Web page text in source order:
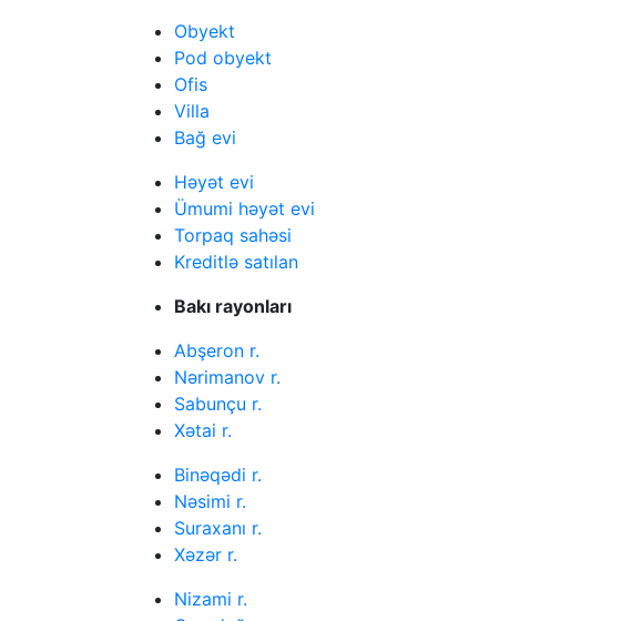
Obyekt
Pod obyekt
Ofis
Villa
Bağ evi
Həyət evi
Ümumi həyət evi
Torpaq sahəsi
Kreditlə satılan
Bakı rayonları
Abşeron r.
Nərimanov r.
Sabunçu r.
Xətai r.
Binəqədi r.
Nəsimi r.
Suraxanı r.
Xəzər r.
Nizami r.